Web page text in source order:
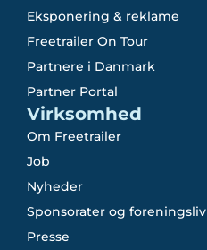
Eksponering & reklame
Freetrailer On Tour
Partnere i Danmark
Partner Portal
Virksomhed
Om Freetrailer
Job
Nyheder
Sponsorater og foreningsliv
Presse